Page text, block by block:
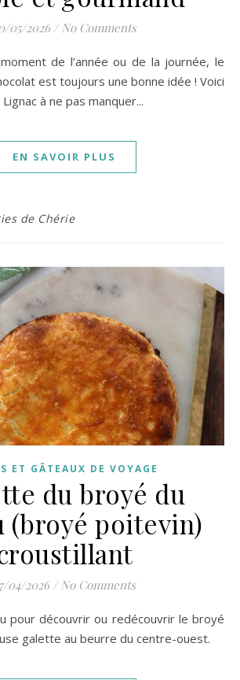
05/2026 / No Comments
est toujours une bonne idée ! Voici
à ne pas manquer...
EN SAVOIR PLUS
de Chérie
ET GÂTEAUX DE VOYAGE
du broyé du
(broyé poitevin)
04/2026 / No Comments
galette au beurre du centre-ouest.